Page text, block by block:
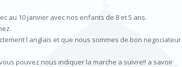
au 10 janvier avec nos enfants de 8 et 5 ans.
l anglais et que nous sommes de bon negociateur
pouvez nous indiquer la marche a suivre!! a savoir